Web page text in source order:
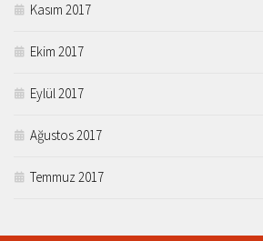
Kasım 2017
Ekim 2017
Eylül 2017
Ağustos 2017
Temmuz 2017